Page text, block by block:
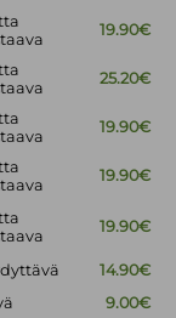
19.90€
25.20€
19.90€
19.90€
19.90€
14.90€
9.00€